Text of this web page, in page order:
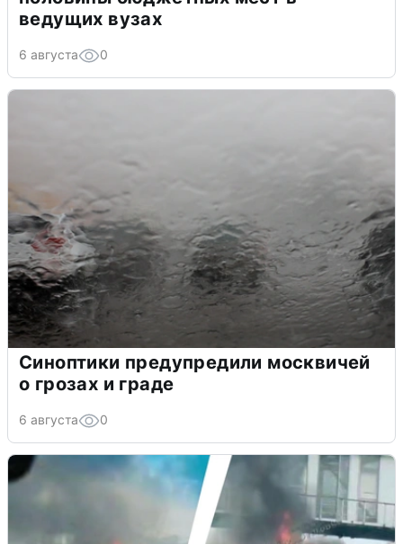
ведущих вузах
6 августа 0
Синоптики предупредили москвичей
о грозах и граде
6 августа 0